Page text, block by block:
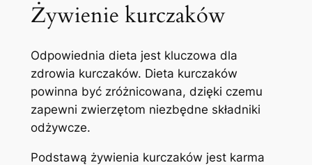
Żywienie kurczaków
Odpowiednia dieta jest kluczowa dla
zdrowia kurczaków. Dieta kurczaków
powinna być zróżnicowana, dzięki czemu
zapewni zwierzętom niezbędne składniki
odżywcze.
Podstawą żywienia kurczaków jest karma